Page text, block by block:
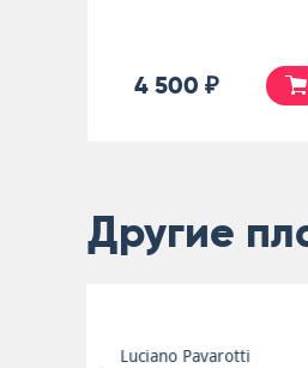
4 500 ₽
Другие
Рахманинов